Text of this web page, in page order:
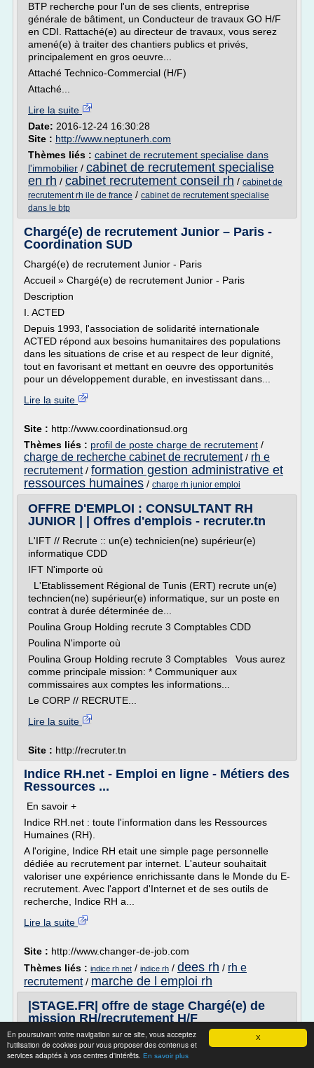
X
En poursuivant votre navigation sur ce site, vous acceptez
l'utilisation de cookies pour vous proposer des contenus et
services adaptés à vos centres d'intérêts. En savoir plus
BTP recherche pour l'un de ses clients, entreprise
générale de bâtiment, un Conducteur de travaux GO H/F
en CDI. Rattaché(e) au directeur de travaux, vous serez
amené(e) à traiter des chantiers publics et privés,
principalement en gros oeuvre...
Attaché Technico-Commercial (H/F)
Attaché...
Lire la suite
Date: 2016-12-24 16:30:28
Site : http://www.neptunerh.com
Thèmes liés : cabinet de recrutement specialise dans
l'immobilier / cabinet de recrutement specialise
en rh / cabinet recrutement conseil rh / cabinet de
recrutement rh ile de france / cabinet de recrutement specialise
dans le btp
Chargé(e) de recrutement Junior – Paris -
Coordination SUD
Chargé(e) de recrutement Junior - Paris
Accueil » Chargé(e) de recrutement Junior - Paris
Description
I. ACTED
Depuis 1993, l'association de solidarité internationale
ACTED répond aux besoins humanitaires des populations
dans les situations de crise et au respect de leur dignité,
tout en favorisant et mettant en oeuvre des opportunités
pour un développement durable, en investissant dans...
Lire la suite
Site : http://www.coordinationsud.org
Thèmes liés : profil de poste charge de recrutement /
charge de recherche cabinet de recrutement/ rh e
recrutement/ formation gestion administrative et
ressources humaines / charge rh junior emploi
OFFRE D'EMPLOI : CONSULTANT RH
JUNIOR | | Offres d'emplois - recruter.tn
L'IFT // Recrute :: un(e) technicien(ne) supérieur(e)
informatique CDD
IFT N'importe où
L'Etablissement Régional de Tunis (ERT) recrute un(e)
techncien(ne) supérieur(e) informatique, sur un poste en
contrat à durée déterminée de...
Poulina Group Holding recrute 3 Comptables CDD
Poulina N'importe où
Poulina Group Holding recrute 3 Comptables Vous aurez
comme principale mission: * Communiquer aux
commissaires aux comptes les informations...
Le CORP // RECRUTE...
Lire la suite
Site : http://recruter.tn
Indice RH.net - Emploi en ligne - Métiers des
Ressources ...
En savoir +
Indice RH.net : toute l'information dans les Ressources
Humaines (RH).
A l'origine, Indice RH etait une simple page personnelle
dédiée au recrutement par internet. L'auteur souhaitait
valoriser une expérience enrichissante dans le Monde du E-
recrutement. Avec l'apport d'Internet et de ses outils de
recherche, Indice RH a...
Lire la suite
Site : http://www.changer-de-job.com
Thèmes liés : indice rh net / indice rh / dees rh / rh e
recrutement/ marche de l emploi rh
|STAGE.FR| offre de stage Chargé(e) de
mission RH/recrutement H/F
Stage Chargé(e) de mission RH/recrutement H/F
CapGemini